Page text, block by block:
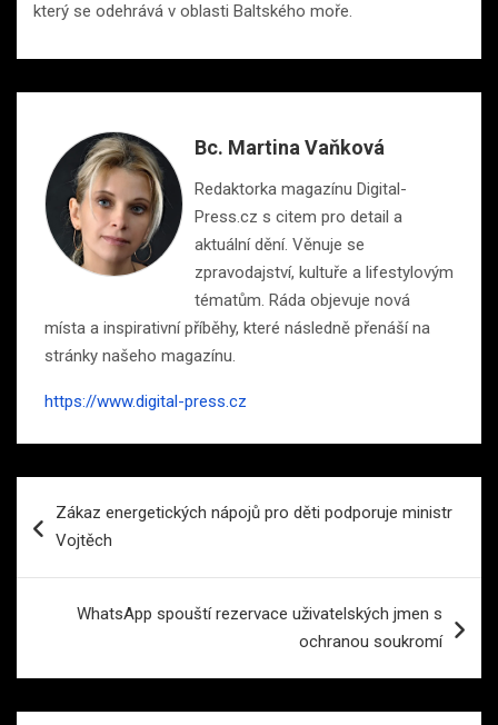
který se odehrává v oblasti Baltského moře.
Bc. Martina Vaňková
Redaktorka magazínu Digital-
Press.cz s citem pro detail a
aktuální dění. Věnuje se
zpravodajství, kultuře a lifestylovým
tématům. Ráda objevuje nová
místa a inspirativní příběhy, které následně přenáší na
stránky našeho magazínu.
https://www.digital-press.cz
proZákaz energetických nápojů pro děti podporuje ministr
Vojtěch
WhatsApp spouští rezervace uživatelských jmen s
ochranou soukromí